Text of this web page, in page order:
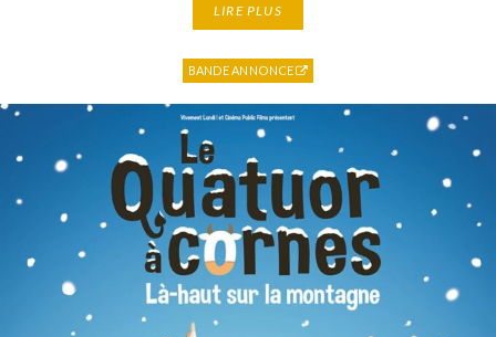
LIRE PLUS
BANDE ANNONCE